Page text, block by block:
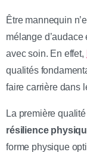
Être mannequin
mélange
avec soin. En effet,
qualités
faire carrière dans
La première
résilience
forme physique